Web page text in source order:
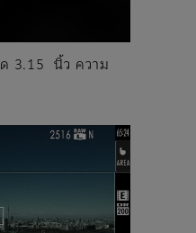
3.15 นิ้ว ความ